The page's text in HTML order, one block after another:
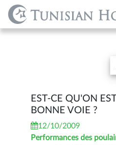
EST-CE QU'ON
BONNE VOIE ?
12/10/2009
Performances des